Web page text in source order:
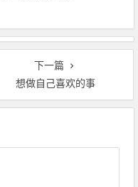
下一篇
想做自己喜欢的事